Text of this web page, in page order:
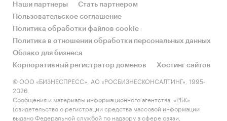
России.
8. Уровень цен на рынке программируемых
логических контроллеров в России.
9. Факторы, определяющие текущее состояние
и развитие рынка программируемых
логических контроллеров в России.
10. Факторы, препятствующие росту рынка
программируемых логических контроллеров в
Наши партнеры
Стать партнером
Пользовательское соглашение
Политика обработки файлов cookie
Политика в отношении обработки персональных данных
Облако для бизнеса
Корпоративный регистратор доменов
Хостинг сайтов
© ООО «БИЗНЕСПРЕСС», АО «РОСБИЗНЕСКОНСАЛТИНГ», 1995-
2026.
Сообщения и материалы информационного агентства «РБК»
(свидетельство о регистрации средства массовой информации
выдано Федеральной службой по надзору в сфере связи,